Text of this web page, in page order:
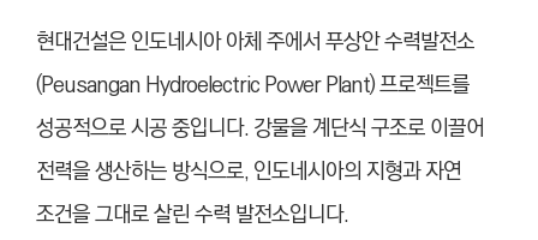
현대건설은 인도네시아 아체 주에서 푸상안 수력발전소
(Peusangan Hydroelectric Power Plant) 프로젝트를
성공적으로 시공 중입니다. 강물을 계단식 구조로 이끌어
전력을 생산하는 방식으로, 인도네시아의 지형과 자연
조건을 그대로 살린 수력 발전소입니다.